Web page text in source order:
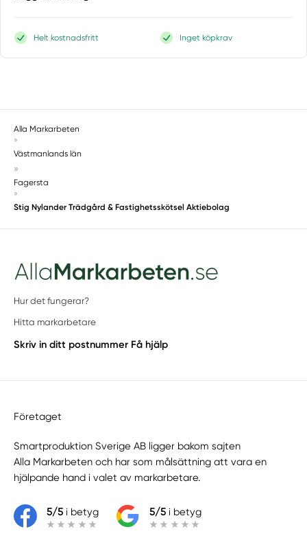
Helt kostnadsfritt Inget köpkrav
Alla Markarbeten
»
Västmanlands län
»
Fagersta
»
Stig Nylander Trädgård & Fastighetsskötsel Aktiebolag
Hur det fungerar?
Hitta markarbetare
Skriv in ditt postnummer Få hjälp
Företaget
Smartproduktion Sverige AB ligger bakom sajten
Alla Markarbeten och har som målsättning att vara en
hjälpande hand i valet av markarbetare.
5/5i betyg 5/5i betyg